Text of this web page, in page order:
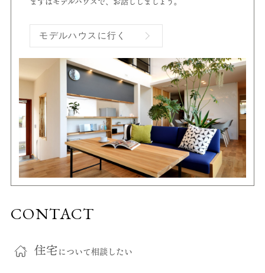
モデルハウスに行く
CONTACT
住宅について相談したい